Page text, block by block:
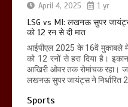
April 4, 2025 1 yr
LSG vs MI: लखनऊ सुपर
को 12 रन से दी मात
आईपीएल 2025 के 16वें मुकाबले
को 12 रनों से हरा दिया है।
आखिरी ओवर तक रोमांचक रहा।
लखनऊ सुपर जायंट्स ने निर्धारित
Sports